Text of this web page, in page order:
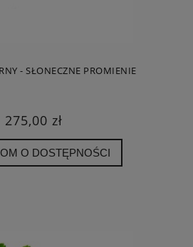
- SŁONECZNE PROMIENIE
275,00 zł
O DOSTĘPNOŚCI